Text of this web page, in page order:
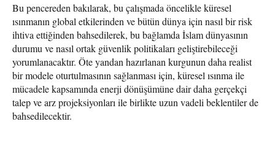
Bu pencereden bakılarak, bu çalışmada öncelikle küresel
ısınmanın global etkilerinden ve bütün dünya için nasıl bir risk
ihtiva ettiğinden bahsedilerek, bu bağlamda İslam dünyasının
durumu ve nasıl ortak güvenlik politikaları geliştirebileceği
yorumlanacaktır. Öte yandan hazırlanan kurgunun daha realist
bir modele oturtulmasının sağlanması için, küresel ısınma ile
mücadele kapsamında enerji dönüşümüne dair daha gerçekçi
talep ve arz projeksiyonları ile birlikte uzun vadeli beklentiler de
bahsedilecektir.